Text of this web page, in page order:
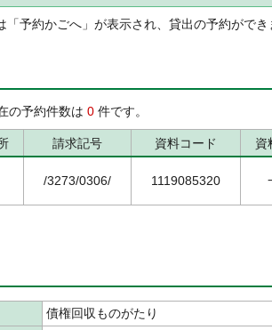
「予約かごへ」が表示され、貸出の予約ができ
の予約件数は 0 件です。
請求記号 資料コード 資
/3273/0306/ 1119085320
債権回収ものがたり